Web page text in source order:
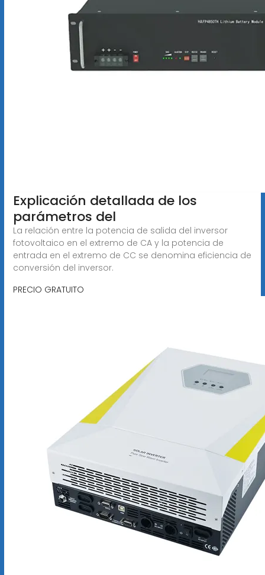
Explicación detallada de los
parámetros del
La relación entre la potencia de salida del inversor
fotovoltaico en el extremo de CA y la potencia de
entrada en el extremo de CC se denomina eficiencia de
conversión del inversor.
PRECIO GRATUITO